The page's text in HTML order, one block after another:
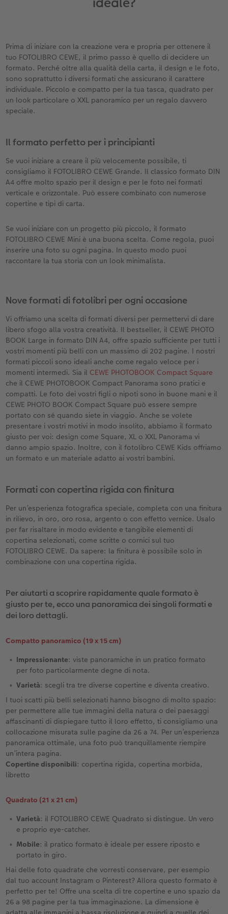
Custodia personalizzata
FOTOLIBRO CEWE Kids
Copertina in pelle e lino
Primi passi
Storie dei clienti
Coffeetable Book «Art Collection»
CEWE myPhotos
Accessori
Nature Prints
Set di foto
Foto adesivi
Foto istantanee
CEWE myPhotos
Poster con mappa
hexxas
Plexiglas
Poster in alluminio
Poster su forex
Mosaico
Consigli decorazione murale
CEWE myPhotos
Altre occasioni
Foto biglietti
Cartoline postali
Cartoline singole con spedizione diretta
Animali domestici
Faber-Castell
Stampe artistiche
Buono regalo CEWE
CEWE myPhotos
Barattolo per croccantini con foto
Novità
Cover in silicone
Cover in pelle
Cover in legno
Cover cellulare con tracolla
Calendari da parete con design
Calendario da parete A4 Panoramico
Calendario da parete A3
Calendario da tavolo quadrato
per il compleanno
Regali d’addio
Fotoregali per Pasqua
per gli sposi
Matrimonio
Concorsi fotografici
Storie dei clienti
App
Prima di iniziare con la creazione vera e propria per ottenere il
tuo FOTOLIBRO CEWE, il primo passo è quello di decidere un
formato. Perché oltre alla qualità della carta, il design e le foto,
sono soprattutto i diversi formati che assicurano il carattere
individuale. Piccolo e compatto per la tua tasca, quadrato per
un look particolare o XXL panoramico per un regalo davvero
speciale.
Il formato perfetto per i principianti
Se vuoi iniziare a creare il più velocemente possibile, ti
consigliamo il FOTOLIBRO CEWE Grande. Il classico formato DIN
A4 offre molto spazio per il design e per le foto nei formati
verticale e orizzontale. Può essere combinato con numerose
copertine e tipi di carta.
Se vuoi iniziare con un progetto più piccolo, il formato
FOTOLIBRO CEWE Mini è una buona scelta. Come regola, puoi
inserire una foto su ogni pagina. In questo modo puoi
raccontare la tua storia con un look minimalista.
Nove formati di fotolibri per ogni occasione
Vi offriamo una scelta di formati diversi per permettervi di dare
libero sfogo alla vostra creatività. Il bestseller, il CEWE PHOTO
BOOK Large in formato DIN A4, offre spazio sufficiente per tutti i
vostri momenti più belli con un massimo di 202 pagine. I nostri
formati piccoli sono ideali anche come regalo veloce per i
momenti intermedi. Sia il CEWE PHOTOBOOK Compact Square
che il CEWE PHOTOBOOK Compact Panorama sono pratici e
compatti. Le foto dei vostri figli o nipoti sono in buone mani e il
CEWE PHOTO BOOK Compact Square può essere sempre
portato con sé quando siete in viaggio. Anche se volete
presentare i vostri motivi in modo insolito, abbiamo il formato
giusto per voi: design come Square, XL o XXL Panorama vi
danno ampio spazio. Inoltre, con il fotolibro CEWE Kids offriamo
un formato e un materiale adatto ai vostri bambini.
Formati con copertina rigida con finitura
Per un’esperienza fotografica speciale, completa con una finitura
in rilievo, in oro, oro rosa, argento o con effetto vernice. Usalo
per far risaltare in modo evidente e tangibile elementi di
copertina selezionati, come scritte o cornici sul tuo
FOTOLIBRO CEWE. Da sapere: la finitura è possibile solo in
combinazione con una copertina rigida.
Per aiutarti a scoprire rapidamente quale formato è
giusto per te, ecco una panoramica dei singoli formati e
dei loro dettagli.
Compatto panoramico (19 x 15 cm)
Impressionante: viste panoramiche in un pratico formato
per foto particolarmente degne di nota.
Varietà: scegli tra tre diverse copertine e diventa creativo.
I tuoi scatti più belli selezionati hanno bisogno di molto spazio:
per permettere alle tue immagini della natura o dei paesaggi
affascinanti di dispiegare tutto il loro effetto, ti consigliamo una
collocazione misurata sulle pagine da 26 a 74. Per un’esperienza
panoramica ottimale, una foto può tranquillamente riempire
un’intera pagina.
Copertine disponibili: copertina rigida, copertina morbida,
libretto
Quadrato (21 x 21 cm)
Varietà: il FOTOLIBRO CEWE Quadrato si distingue. Un vero
e proprio eye-catcher.
Mobile: il pratico formato è ideale per essere riposto e
portato in giro.
Hai delle foto quadrate che vorresti conservare, per esempio
dal tuo account Instagram o Pinterest? Allora questo formato è
perfetto per te! Offre una scelta di tre copertine e uno spazio da
26 a 98 pagine per la tua immaginazione. La dimensione è